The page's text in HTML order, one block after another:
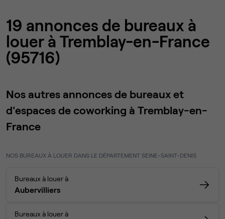
19 annonces de bureaux à
louer à Tremblay-en-France
(95716)
Nos autres annonces de bureaux et
d'espaces de coworking à Tremblay-en-
France
NOS BUREAUX À LOUER DANS LE DÉPARTEMENT SEINE-SAINT-DENIS
Bureaux à louer à
Aubervilliers
Bureaux à louer à